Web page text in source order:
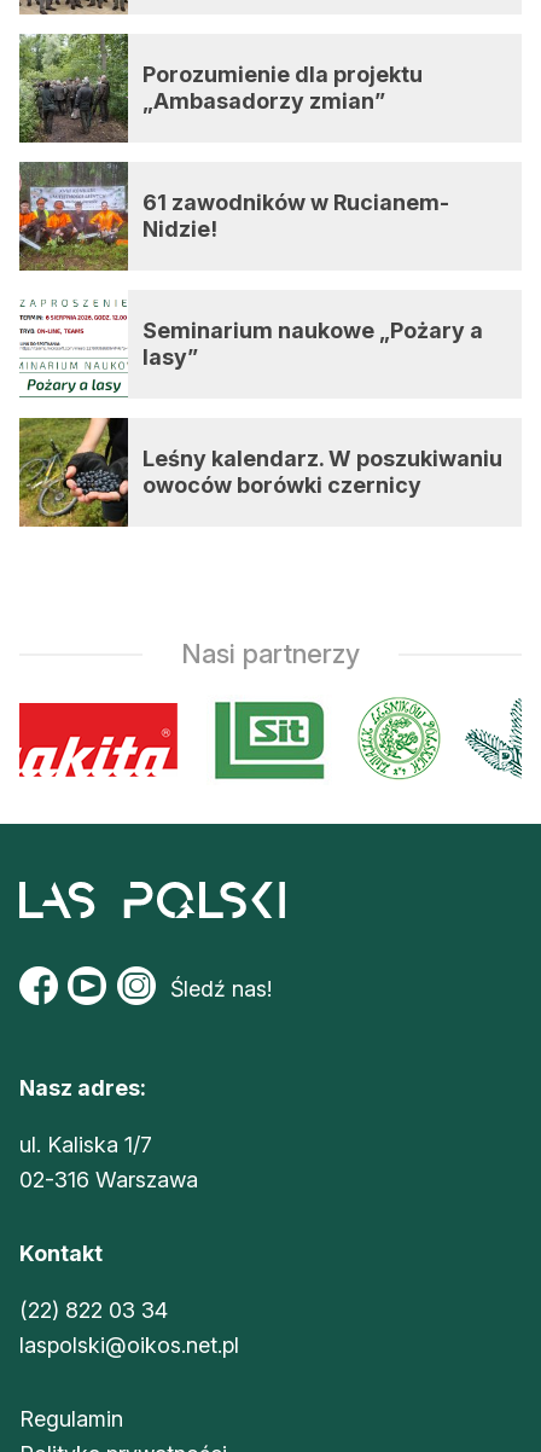
Porozumienie dla projektu
„Ambasadorzy zmian”
61 zawodników w Rucianem-
Nidzie!
Seminarium naukowe „Pożary a
lasy”
Leśny kalendarz. W poszukiwaniu
owoców borówki czernicy
Nasi partnerzy
Śledź nas!
Nasz adres:
ul. Kaliska 1/7
02-316 Warszawa
Kontakt
(22) 822 03 34
laspolski@oikos.net.pl
Regulamin